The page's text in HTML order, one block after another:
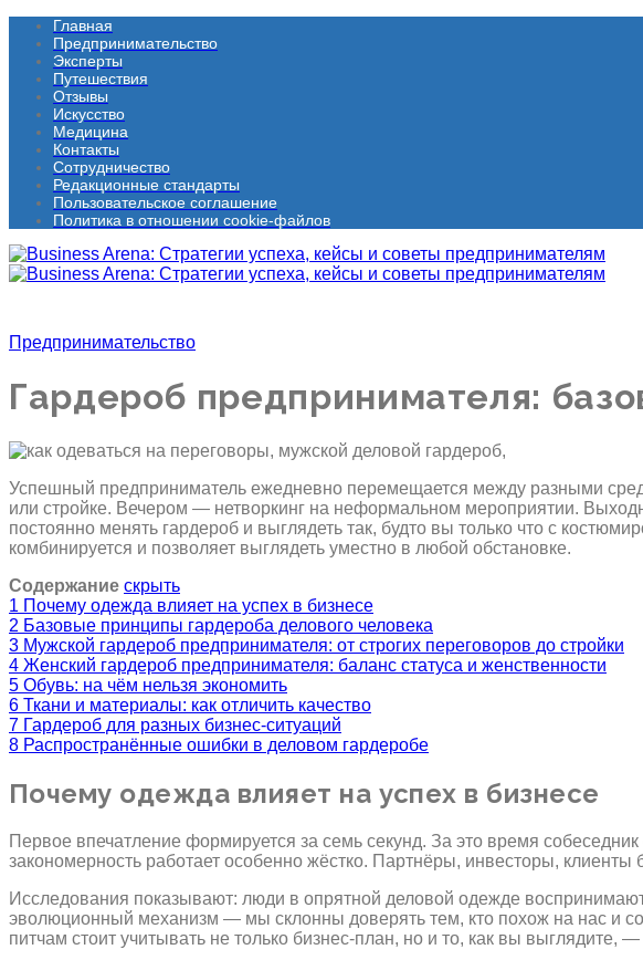
Главная
Предпринимательство
Эксперты
Путешествия
Отзывы
Искусство
Медицина
Контакты
Сотрудничество
Редакционные стандарты
Пользовательское соглашение
Политика в отношении cookie-файлов
Предпринимательство
Гардероб предпринимателя:
Успешный предприниматель ежедневно перемещается между разными
или стройке. Вечером — нетворкинг на неформальном мероприятии.
постоянно менять гардероб и выглядеть так, будто вы только что с
комбинируется и позволяет выглядеть уместно в любой обстановке.
Содержание скрыть
1 Почему одежда влияет на успех в бизнесе
2 Базовые принципы гардероба делового человека
3 Мужской гардероб предпринимателя: от строгих переговоров до стройки
4 Женский гардероб предпринимателя: баланс статуса и женственности
5 Обувь: на чём нельзя экономить
6 Ткани и материалы: как отличить качество
7 Гардероб для разных бизнес-ситуаций
8 Распространённые ошибки в деловом гардеробе
Почему одежда влияет на успех в бизнесе
Первое впечатление формируется за семь секунд. За это время
закономерность работает особенно жёстко. Партнёры, инвесторы,
Исследования показывают: люди в опрятной деловой одежде
эволюционный механизм — мы склонны доверять тем, кто похож на нас и
питчам стоит учитывать не только бизнес-план, но и то, как вы выглядите, —